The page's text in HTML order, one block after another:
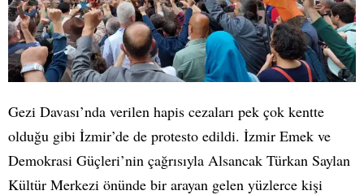
Gezi Davası’nda verilen hapis cezaları pek çok kentte
olduğu gibi İzmir’de de protesto edildi. İzmir Emek ve
Demokrasi Güçleri’nin çağrısıyla Alsancak Türkan Saylan
Kültür Merkezi önünde bir arayan gelen yüzlerce kişi